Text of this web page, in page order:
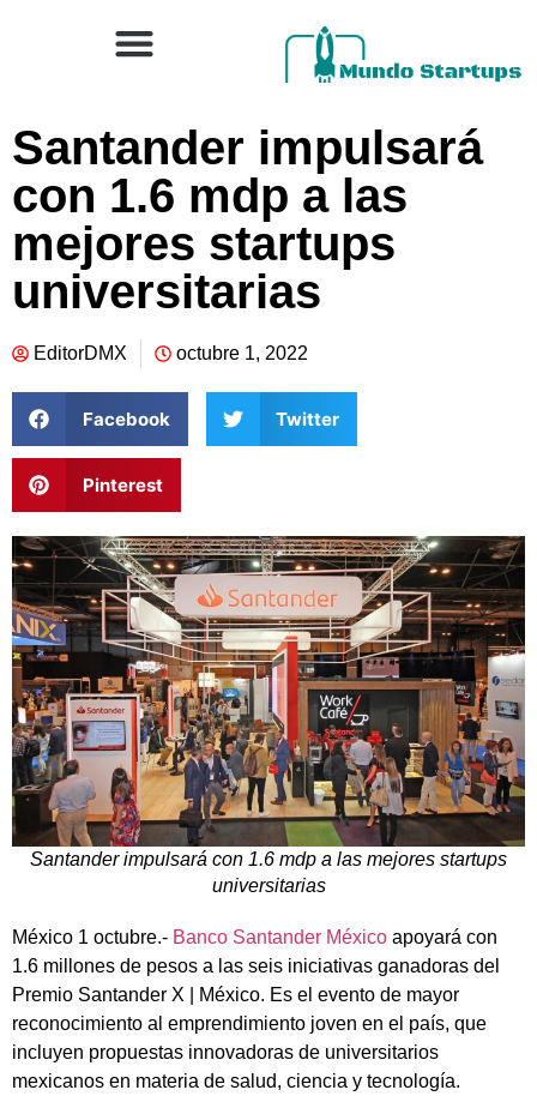
Santander impulsará
con 1.6 mdp a las
mejores startups
universitarias
EditorDMX octubre 1, 2022
Facebook Twitter
Pinterest
Santander impulsará con 1.6 mdp a las mejores startups
universitarias
México 1 octubre.- Banco Santander México apoyará con
1.6 millones de pesos a las seis iniciativas ganadoras del
Premio Santander X | México. Es el evento de mayor
reconocimiento al emprendimiento joven en el país, que
incluyen propuestas innovadoras de universitarios
mexicanos en materia de salud, ciencia y tecnología.